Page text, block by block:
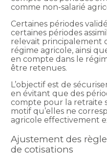
comme non-salarié
Certaines périodes
certaines périodes
relevait principalement
régime agricole, ainsi
en compte dans le
être retenues.
L’objectif est de
en évitant que des
compte pour la retraite
motif qu’elles ne
agricole effectivement
Ajustement des
de cotisations